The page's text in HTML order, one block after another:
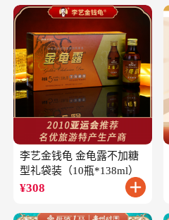
李艺金钱龟 金龟露不加糖
型礼袋装（10瓶*138ml）
¥308